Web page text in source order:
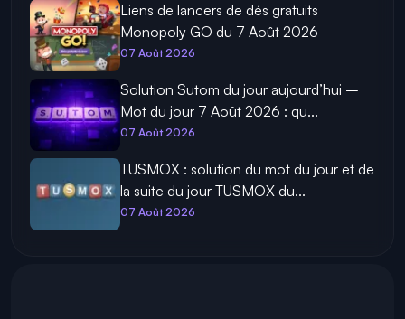
Liens de lancers de dés gratuits
Monopoly GO du 7 Août 2026
07 Août 2026
Solution Sutom du jour aujourd’hui –
Mot du jour 7 Août 2026 : qu...
07 Août 2026
TUSMOX : solution du mot du jour et de
la suite du jour TUSMOX du...
07 Août 2026